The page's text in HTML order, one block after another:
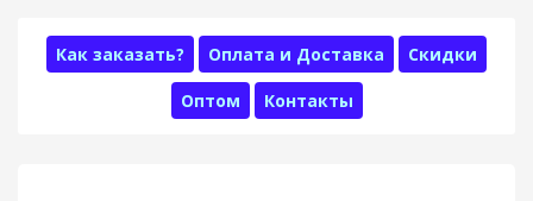
Как заказать? Оплата и Доставка Скидки
Оптом Контакты